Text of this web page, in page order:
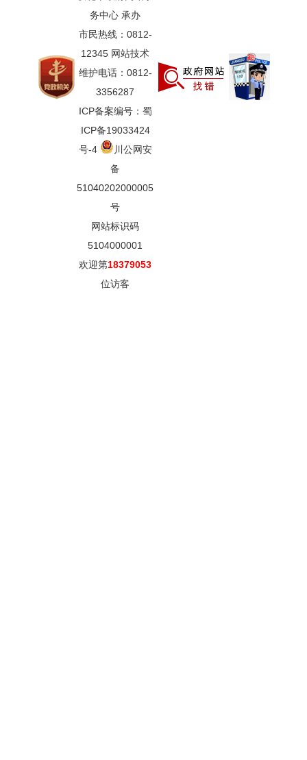
务中心 承办
市民热线：0812-
12345 网站技术
维护电话：0812-
3356287
ICP备案编号：蜀
ICP备19033424
号-4
川公网安
备
51040202000005
号
网站标识码
5104000001
欢迎第18379053
位访客